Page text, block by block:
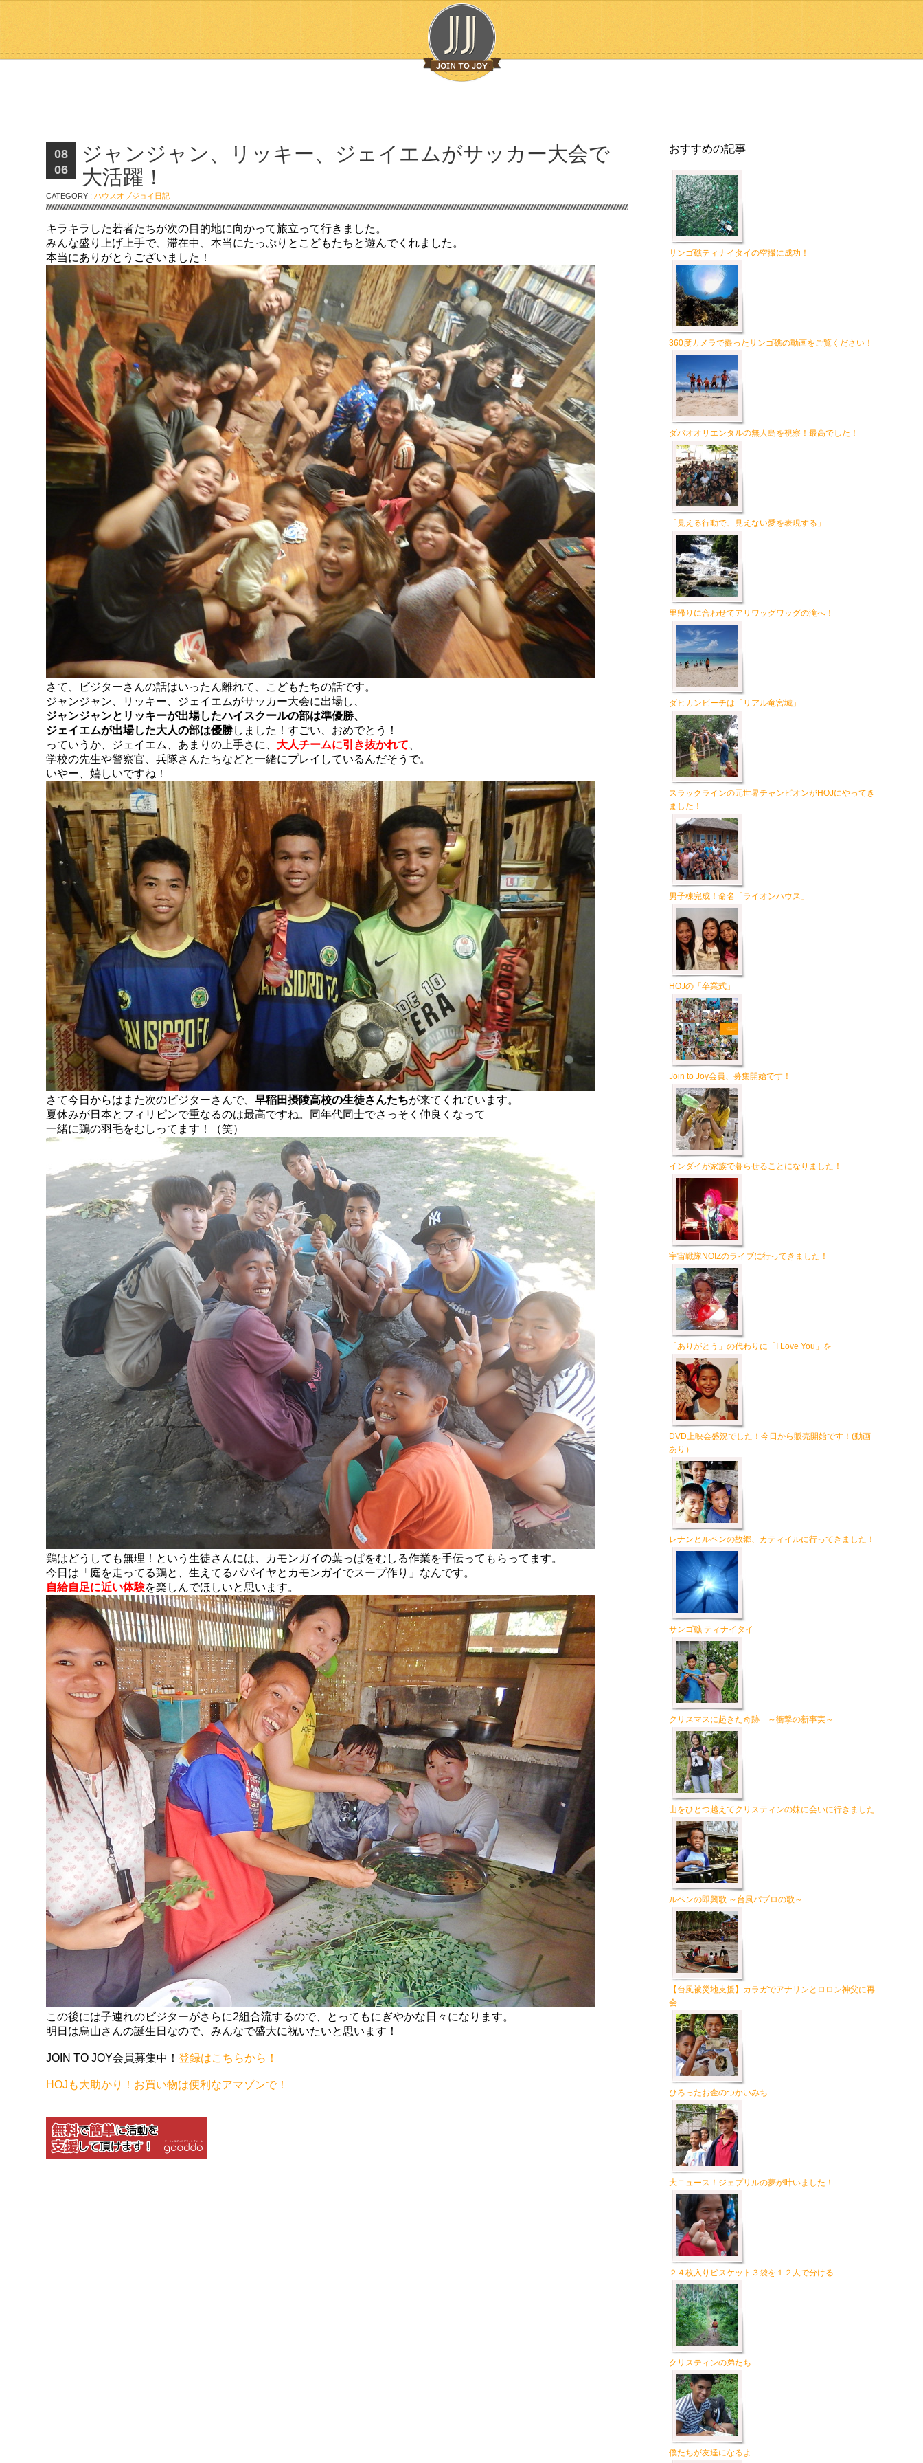
08
06
ジャンジャン、リッキー、ジェイエムがサッカー大会で
大活躍！
CATEGORY :ハウスオブジョイ日記
キラキラした若者たちが次の目的地に向かって旅立って行きました。
みんな盛り上げ上手で、滞在中、本当にたっぷりとこどもたちと遊んでくれました。
本当にありがとうございました！
さて、ビジターさんの話はいったん離れて、こどもたちの話です。
ジャンジャン、リッキー、ジェイエムがサッカー大会に出場し、
ジャンジャンとリッキーが出場したハイスクールの部は準優勝、
ジェイエムが出場した大人の部は優勝しました！すごい、おめでとう！
っていうか、ジェイエム、あまりの上手さに、 大人チームに引き抜かれて
学校の先生や警察官、兵隊さんたちなどと一緒にプレイしているんだそうで。
いやー、嬉しいですね！
さて今日からはまた次のビジターさんで、早稲田摂陵高校の生徒さんたちが来てくれています。
夏休みが日本とフィリピンで重なるのは最高ですね。同年代同士でさっそく仲良くなって
一緒に鶏の羽毛をむしってます！（笑）
鶏はどうしても無理！という生徒さんには、カモンガイの葉っぱをむしる作業を手伝ってもらってます。
今日は「庭を走ってる鶏と、生えてるパパイヤとカモンガイでスープ作り」なんです。
自給自足に近い体験を楽しんでほしいと思います。
この後には子連れのビジターがさらに2組合流するので、とってもにぎやかな日々になります。
明日は烏山さんの誕生日なので、みんなで盛大に祝いたいと思います！
JOIN TO JOY会員募集中！登録はこちらから！
HOJも大助かり！お買い物は便利なアマゾンで！
おすすめの記事
サンゴ礁ティナイタイの空撮に成功！
360度カメラで撮ったサンゴ礁の動画をご覧ください！
ダバオオリエンタルの無人島を視察！最高でした！
「見える行動で、見えない愛を表現する」
里帰りに合わせてアリワッグワッグの滝へ！
ダヒカンビーチは「リアル竜宮城」
スラックラインの元世界チャンピオンがHOJにやってき
ました！
男子棟完成！命名「ライオンハウス」
HOJの「卒業式」
Join to Joy会員、募集開始です！
インダイが家族で暮らせることになりました！
宇宙戦隊NOIZのライブに行ってきました！
「ありがとう」の代わりに「I Love You」を
DVD上映会盛況でした！今日から販売開始です！(動画
あり）
レナンとルベンの故郷、カティイルに行ってきました！
サンゴ礁 ティナイタイ
クリスマスに起きた奇跡 ～衝撃の新事実～
山をひとつ越えてクリスティンの妹に会いに行きました
ルベンの即興歌 ～台風パブロの歌～
【台風被災地支援】カラガでアナリンとロロン神父に再
会
ひろったお金のつかいみち
大ニュース！ジェプリルの夢が叶いました！
２４枚入りビスケット３袋を１２人で分ける
クリスティンの弟たち
僕たちが友達になるよ